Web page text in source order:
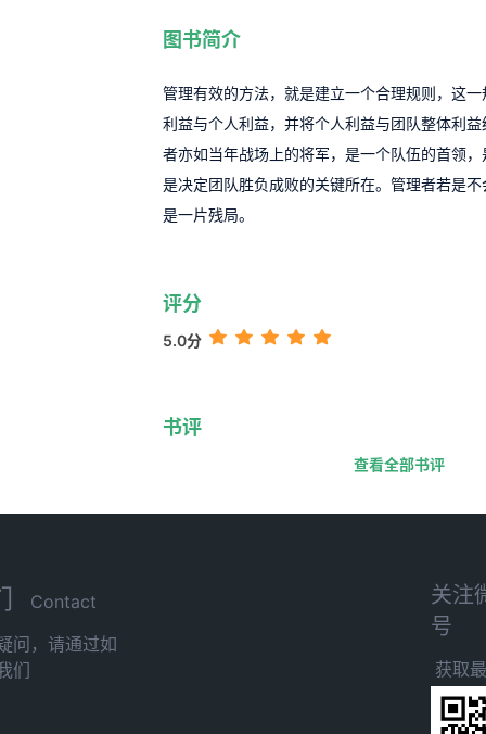
图书简介
管理有效的方法，就是建立一个合理规则，这
利益与个人利益，并将个人利益与团队整体利
者亦如当年战场上的将军，是一个队伍的首领
是决定团队胜负成败的关键所在。管理者若是
是一片残局。
评分
5.0分
书评
查看全部书评
Contact
问，请通过如
们
关注
号
获取